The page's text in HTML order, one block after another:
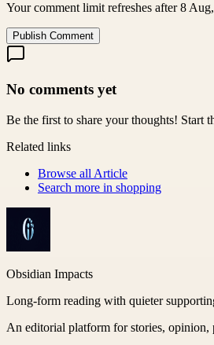
Your comment limit refreshes after 8
Publish Comment
No comments yet
Be the first to share your thoughts! Start
Related links
Browse all Article
Search more in shopping
Obsidian Impacts
Long-form reading with quieter
An editorial platform for stories,